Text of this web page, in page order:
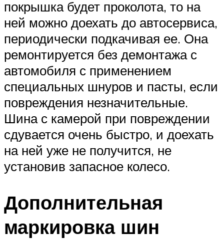
покрышка будет проколота, то на
ней можно доехать до автосервиса,
периодически подкачивая ее. Она
ремонтируется без демонтажа с
автомобиля с применением
специальных шнуров и пасты, если
повреждения незначительные.
Шина с камерой при повреждении
сдувается очень быстро, и доехать
на ней уже не получится, не
установив запасное колесо.
Дополнительная
маркировка шин